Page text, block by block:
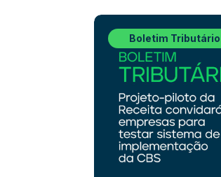
Boletim Tributário